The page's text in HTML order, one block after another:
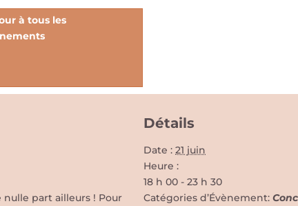
Détails
Date : 21 juin
Heure :
18 h 00 - 23 h 30
Catégories d’Évènement:
nulle part ailleurs ! Pour
à tous les